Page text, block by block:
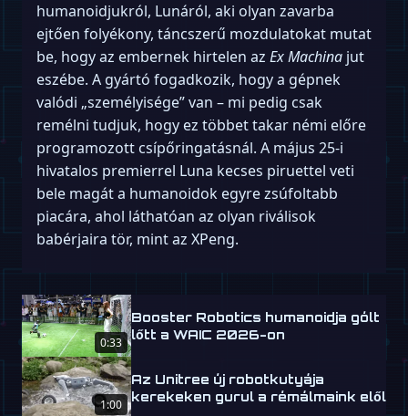
humanoidjukról, Lunáról, aki olyan zavarba
ejtően folyékony, táncszerű mozdulatokat mutat
be, hogy az embernek hirtelen az Ex Machina jut
eszébe. A gyártó fogadkozik, hogy a gépnek
valódi „személyisége” van – mi pedig csak
remélni tudjuk, hogy ez többet takar némi előre
programozott csípőringatásnál. A május 25-i
hivatalos premierrel Luna kecses piruettel veti
bele magát a humanoidok egyre zsúfoltabb
piacára, ahol láthatóan az olyan riválisok
babérjaira tör, mint az XPeng.
0:33
Booster Robotics humanoidja gólt
lőtt a WAIC 2026-on
1:00
Az Unitree új robotkutyája
kerekeken gurul a rémálmaink elől